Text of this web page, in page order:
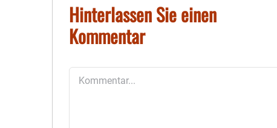
Hinterlassen Sie einen
Kommentar